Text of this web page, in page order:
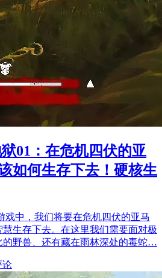
01：在危机四伏的亚
如何生存下去！硬核生
戏中，我们将要在危机四伏的亚马
生存下去。在这里我们需要面对极
的野兽、还有藏在雨林深处的毒蛇…
论